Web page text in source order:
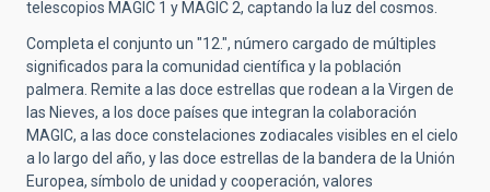
telescopios MAGIC 1 y MAGIC 2, captando la luz del cosmos.
Completa el conjunto un "12.", número cargado de múltiples
significados para la comunidad científica y la población
palmera. Remite a las doce estrellas que rodean a la Virgen de
las Nieves, a los doce países que integran la colaboración
MAGIC, a las doce constelaciones zodiacales visibles en el cielo
a lo largo del año, y las doce estrellas de la bandera de la Unión
Europea, símbolo de unidad y cooperación, valores